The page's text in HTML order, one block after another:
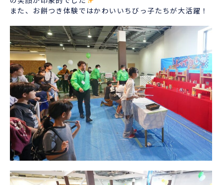
また、お餅つき体験ではかわいいちびっ子たちが大活躍！